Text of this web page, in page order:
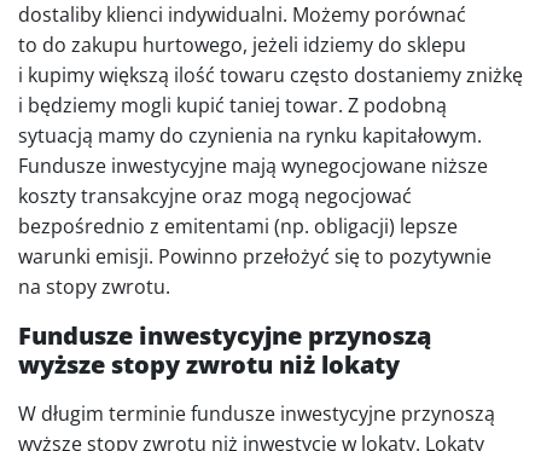
dostaliby klienci indywidualni. Możemy porównać
to do zakupu hurtowego, jeżeli idziemy do sklepu
i kupimy większą ilość towaru często dostaniemy zniżkę
i będziemy mogli kupić taniej towar. Z podobną
sytuacją mamy do czynienia na rynku kapitałowym.
Fundusze inwestycyjne mają wynegocjowane niższe
koszty transakcyjne oraz mogą negocjować
bezpośrednio z emitentami (np. obligacji) lepsze
warunki emisji. Powinno przełożyć się to pozytywnie
na stopy zwrotu.
Fundusze inwestycyjne przynoszą
wyższe stopy zwrotu niż lokaty
W długim terminie fundusze inwestycyjne przynoszą
wyższe stopy zwrotu niż inwestycje w lokaty. Lokaty